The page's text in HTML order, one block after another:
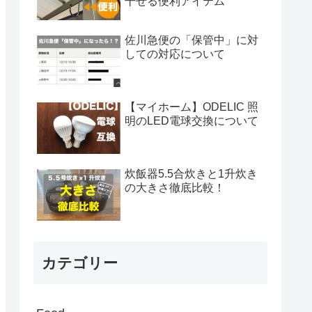
佐川急便の「保管中」に対
しての対応について
【マイホーム】ODELIC 照
明のLED電球交換について
炊飯器5.5合炊きと1升炊き
の大きさ徹底比較！
カテゴリー